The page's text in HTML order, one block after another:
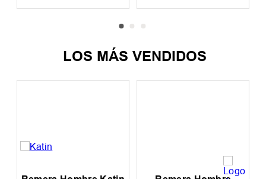
000,00 50 % OFF
12cuotas SIN
Hasta12 cuotas SIN